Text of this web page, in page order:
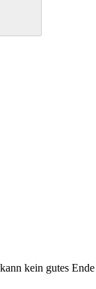
kein gutes